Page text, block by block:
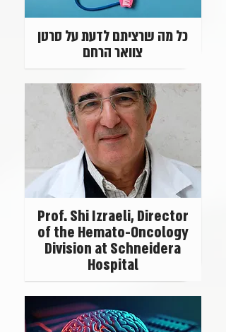
כל מה שרציתם לדעת על סרטן
צוואר הרחם
Prof. Shi Izraeli, Director
of the Hemato-Oncology
Division at Schneidera
Hospital